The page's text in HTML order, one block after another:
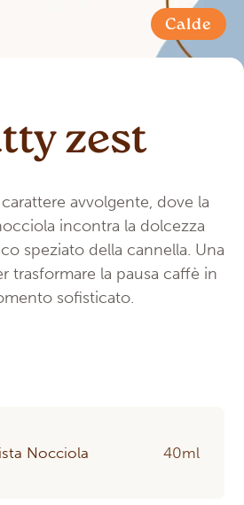
Calde
zest
avvolgente, dove la
incontra la dolcezza
speziato della cannella. Una
trasformare la pausa caffè in
sofisticato.
Nocciola 40ml